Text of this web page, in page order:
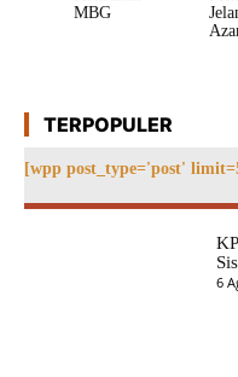
MBG
TERPOPULER
[wpp post_type='post'
6